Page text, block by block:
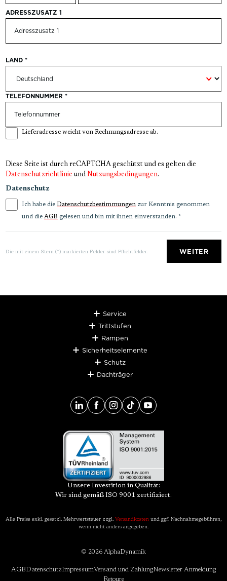
ADRESSZUSATZ 1
LAND *
TELEFONNUMMER *
Lieferadresse weicht von Rechnungsadresse ab.
Diese Seite ist durch reCAPTCHA geschützt und es gelten die
Datenschutzrichtlinie und Nutzungsbedingungen.
Datenschutz
Ich habe die Datenschutzbestimmungen zur Kenntnis genommen
und die AGB gelesen und bin mit ihnen einverstanden. *
Die mit einem Stern (*) markierten Felder sind Pflichtfelder. WEITER
Service
Trittstufen
Rampen
Sicherheitselemente
Schutz
Dachträger
Unsere Investition in Qualität:
Wir sind gemäß ISO 9001 zertifiziert.
Alle Preise exkl. gesetzl. Mehrwertsteuer zzgl. Versandkosten und ggf. Nachnahmegebühren,
wenn nicht anders angegeben.
© 2026 AlphaDynamik
AGBDatenschutzImpressumVersand und ZahlungNewsletter Anmeldung
Retoure